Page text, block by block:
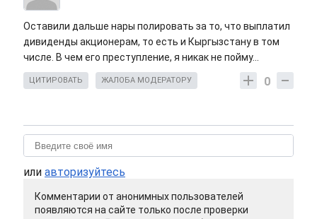
Оставили дальше нары полировать за то, что выплатил
дивиденды акционерам, то есть и Кыргызстану в том
числе. В чем его преступление, я никак не пойму...
0
ЦИТИРОВАТЬ ЖАЛОБА МОДЕРАТОРУ
или авторизуйтесь
Комментарии от анонимных пользователей
появляются на сайте только после проверки